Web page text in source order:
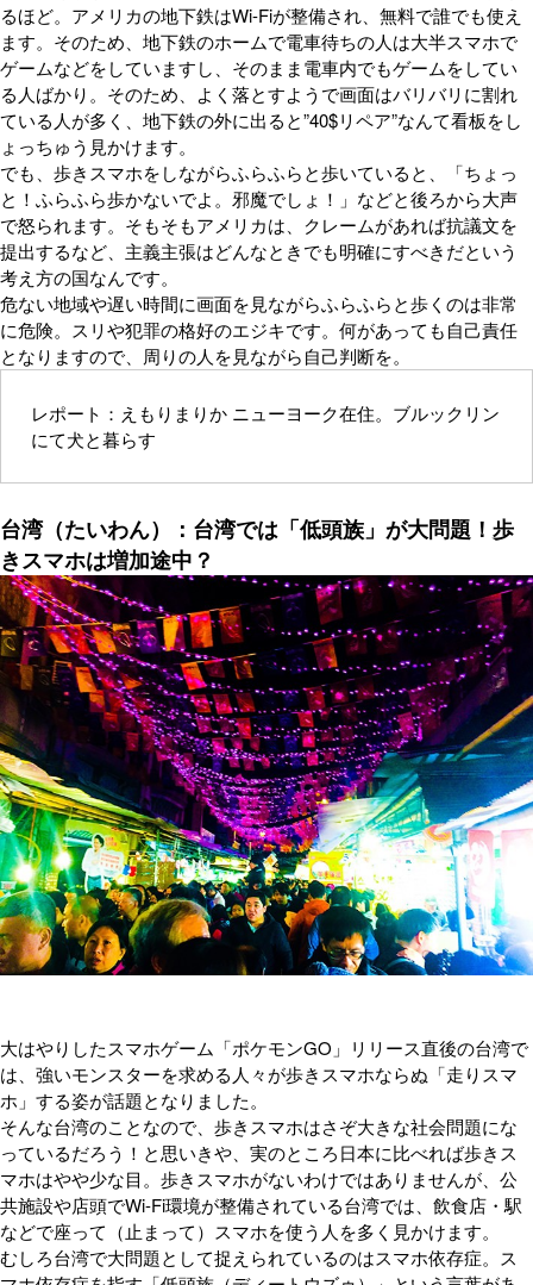
るほど。アメリカの地下鉄はWi-Fiが整備され、無料で誰でも使え
ます。そのため、地下鉄のホームで電車待ちの人は大半スマホで
ゲームなどをしていますし、そのまま電車内でもゲームをしてい
る人ばかり。そのため、よく落とすようで画面はバリバリに割れ
ている人が多く、地下鉄の外に出ると”40$リペア”なんて看板をし
ょっちゅう見かけます。
でも、歩きスマホをしながらふらふらと歩いていると、「ちょっ
と！ふらふら歩かないでよ。邪魔でしょ！」などと後ろから大声
で怒られます。そもそもアメリカは、クレームがあれば抗議文を
提出するなど、主義主張はどんなときでも明確にすべきだという
考え方の国なんです。
危ない地域や遅い時間に画面を見ながらふらふらと歩くのは非常
に危険。スリや犯罪の格好のエジキです。何があっても自己責任
となりますので、周りの人を見ながら自己判断を。
レポート：えもりまりか ニューヨーク在住。ブルックリン
にて犬と暮らす
台湾（たいわん）：台湾では「低頭族」が大問題！歩
きスマホは増加途中？
大はやりしたスマホゲーム「ポケモンGO」リリース直後の台湾で
は、強いモンスターを求める人々が歩きスマホならぬ「走りスマ
ホ」する姿が話題となりました。
そんな台湾のことなので、歩きスマホはさぞ大きな社会問題にな
っているだろう！と思いきや、実のところ日本に比べれば歩きス
マホはやや少な目。歩きスマホがないわけではありませんが、公
共施設や店頭でWi-Fi環境が整備されている台湾では、飲食店・駅
などで座って（止まって）スマホを使う人を多く見かけます。
むしろ台湾で大問題として捉えられているのはスマホ依存症。ス